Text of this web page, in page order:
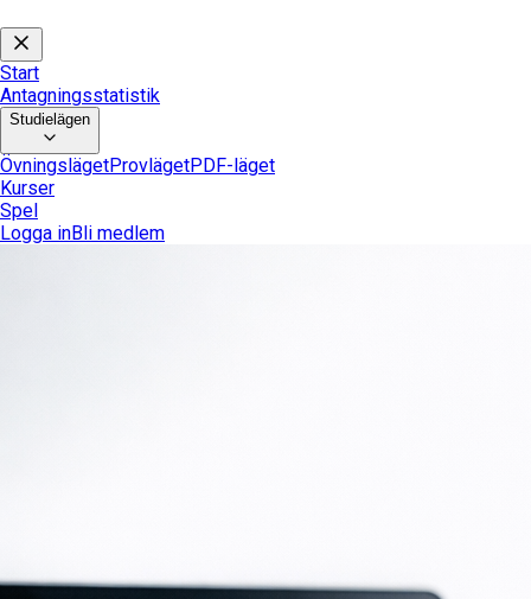
Start
Antagningsstatistik
Studielägen
ÖvningslägetProvlägetPDF-läget
Kurser
Spel
Logga inBli medlem